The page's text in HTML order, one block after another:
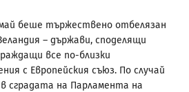
беше тържествено отбелязан
– държави, споделящи
все по-близки
с Европейския съюз. По случай
сградата на Парламента на